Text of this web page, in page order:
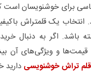
برای خوشنویسان
انتخاب یک قلمتراش
باشد. اگر به دنبال
و ویژگی‌های آن
تراش خوشنویسی دارید